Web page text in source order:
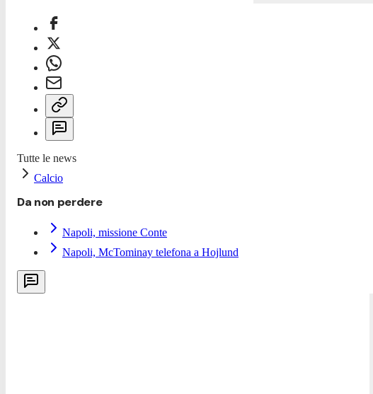
Tutte le news
Calcio
Da non perdere
Napoli, missione Conte
Napoli, McTominay telefona a Hojlund